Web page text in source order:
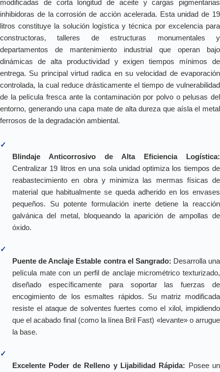
modificadas de corta longitud de aceite y cargas pigmentarias
inhibidoras de la corrosión de acción acelerada. Esta unidad de 19
litros constituye la solución logística y técnica por excelencia para
constructoras, talleres de estructuras monumentales y
departamentos de mantenimiento industrial que operan bajo
dinámicas de alta productividad y exigen tiempos mínimos de
entrega. Su principal virtud radica en su velocidad de evaporación
controlada, la cual reduce drásticamente el tiempo de vulnerabilidad
de la película fresca ante la contaminación por polvo o pelusas del
entorno, generando una capa mate de alta dureza que aísla el metal
ferrosos de la degradación ambiental.
✓
Blindaje Anticorrosivo de Alta Eficiencia Logística:
Centralizar 19 litros en una sola unidad optimiza los tiempos de
reabastecimiento en obra y minimiza las mermas físicas de
material que habitualmente se queda adherido en los envases
pequeños. Su potente formulación inerte detiene la reacción
galvánica del metal, bloqueando la aparición de ampollas de
óxido.
✓
Puente de Anclaje Estable contra el Sangrado: Desarrolla una
película mate con un perfil de anclaje micrométrico texturizado,
diseñado específicamente para soportar las fuerzas de
encogimiento de los esmaltes rápidos. Su matriz modificada
resiste el ataque de solventes fuertes como el xilol, impidiendo
que el acabado final (como la línea Bril Fast) «levante» o arrugue
la base.
✓
Excelente Poder de Relleno y Lijabilidad Rápida: Posee un